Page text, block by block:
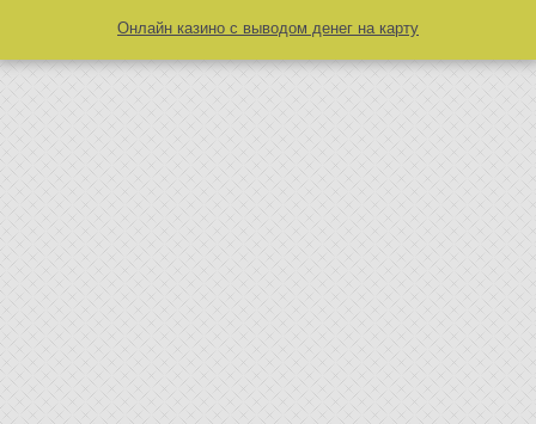
Онлайн казино с выводом денег на карту